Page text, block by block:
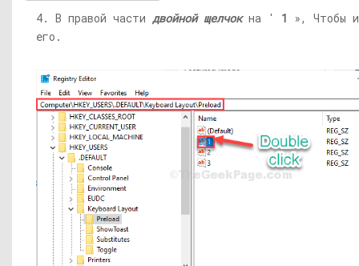
4. В правой части двойной щелчок на ' 1
», Чтобы
его.